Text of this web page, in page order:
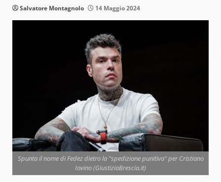
Salvatore Montagnolo 14 Maggio 2024
Spunta il nome di Fedez dietro la "spedizione punitiva" per Cristiano
Iovino (GiustiziaBrescia.it)